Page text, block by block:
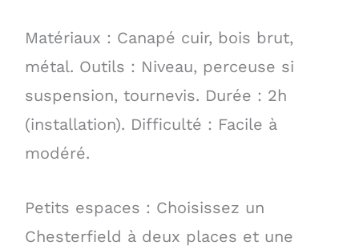
Matériaux : Canapé cuir, bois brut,
métal. Outils : Niveau, perceuse si
suspension, tournevis. Durée : 2h
(installation). Difficulté : Facile à
modéré.
Petits espaces : Choisissez un
Chesterfield à deux places et une